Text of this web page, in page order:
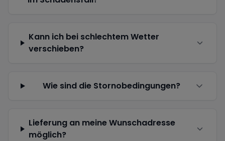
Kann ich bei schlechtem Wetter
verschieben?
Wie sind die Stornobedingungen?
Lieferung an meine Wunschadresse
möglich?